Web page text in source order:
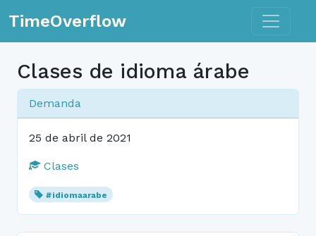
TimeOverflow Toggle
Clases de idioma árabe
Demanda
25 de abril de 2021
Clases
#idiomaarabe